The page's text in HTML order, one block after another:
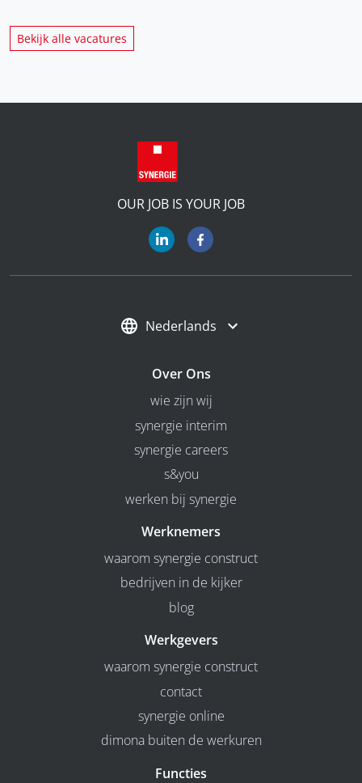
Bekijk alle vacatures
OUR JOB IS YOUR JOB
Nederlands
Over Ons
wie zijn wij
synergie interim
synergie careers
s&you
werken bij synergie
Werknemers
waarom synergie construct
bedrijven in de kijker
blog
Werkgevers
waarom synergie construct
contact
synergie online
dimona buiten de werkuren
Functies